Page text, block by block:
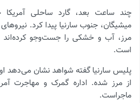
چند ساعت بعد، گارد ساحلی
میشیگان، جنوب سارنیا پیدا کرد.
مرز، آب و خشکی را جست‌وجو کرده‌اند
است.
پلیس سارنیا گفته شواهد نشان می‌دهد او
از مرز شده. اداره گمرک و مهاجرت
ماجراست.